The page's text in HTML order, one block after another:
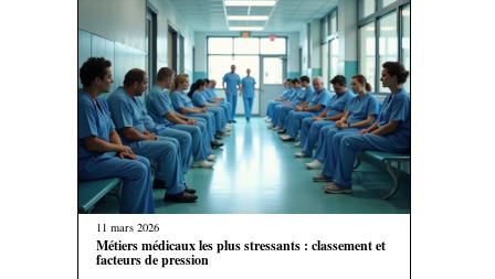
11 mars 2026
Métiers médicaux les plus stressants : classement et
facteurs de pression